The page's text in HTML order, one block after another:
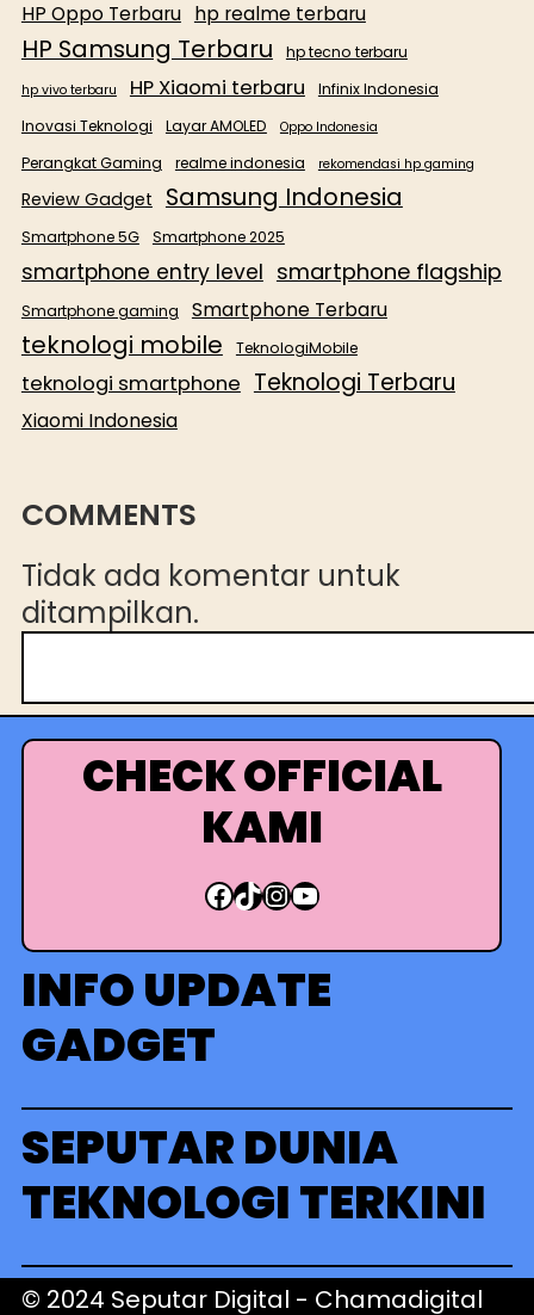
HP Oppo Terbaru hp realme terbaru
HP Samsung Terbaru hp tecno terbaru
hp vivo terbaru HP Xiaomi terbaru
Infinix Indonesia
Inovasi Teknologi
Layar AMOLED Oppo Indonesia
Perangkat Gaming realme indonesia rekomendasi hp gaming
Review Gadget Samsung Indonesia
Smartphone 5G Smartphone 2025
smartphone entry level smartphone flagship
Smartphone gaming Smartphone Terbaru
teknologi mobile TeknologiMobile
teknologi smartphone Teknologi Terbaru
Xiaomi Indonesia
COMMENTS
Tidak ada komentar untuk
ditampilkan.
r
i
CHECK OFFICIAL
KAMI
Facebook TikTok InstagramYouTube
INFO UPDATE
GADGET
SEPUTAR DUNIA
TEKNOLOGI TERKINI
© 2024 Seputar Digital - Chamadigital